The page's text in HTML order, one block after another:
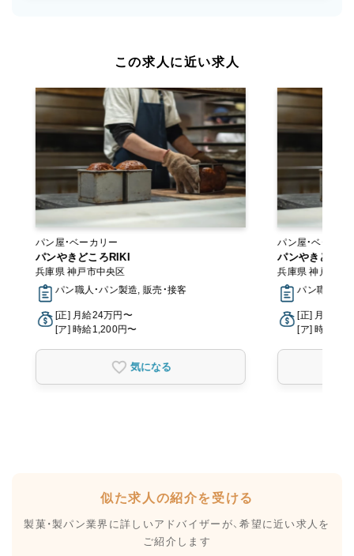
この求人に近い求人
パン屋・ベーカリー
パンやきどころRIKI
兵庫県 神戸市中央区
パン職人・パン製造, 販売・接客
[正] 月給24万円〜
[ア] 時給1,200円〜
気になる
パン屋・ベーカリ
パンやきどころ
兵庫県 神戸市中
パン職人・
[正] 月給24
[ア] 時給
似た求人の紹介を受ける
製菓・製パン業界に詳しいアドバイザーが、希望に近い求人を
ご紹介します